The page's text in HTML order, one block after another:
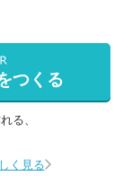
つくる
る、
く見る